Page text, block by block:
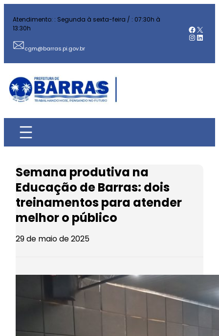
para
conteúdo
Atendimento: : Segunda à sexta-feira / : 07:30h à
13:30h
cgm@barras.pi.gov.br
X
Semana produtiva na
Educação de Barras: dois
treinamentos para atender
melhor o público
29 de maio de 2025